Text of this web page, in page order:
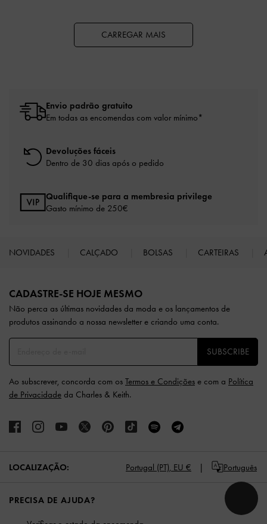
CARREGAR MAIS
Envio padrão gratuito
Em todas as encomendas com valor mínimo*
Devoluções fáceis
Dentro de 30 dias após o pedido
Qualifique-se para a membresia privilege
Gasto mínimo de 250€
NOVIDADES CALÇADO BOLSAS CARTEIRAS
CADASTRE-SE HOJE MESMO
Não perca as últimas novidades da moda e os lançamentos de
produtos assinando a nossa newsletter e criando uma conta.
SUBSCRIBE
Ao subscrever, concorda com os Termos e Condições e com a Política
de Privacidade da Charles & Keith.
LOCALIZAÇÃO: Portugal (PT), EU € Português
PRECISA DE AJUDA?